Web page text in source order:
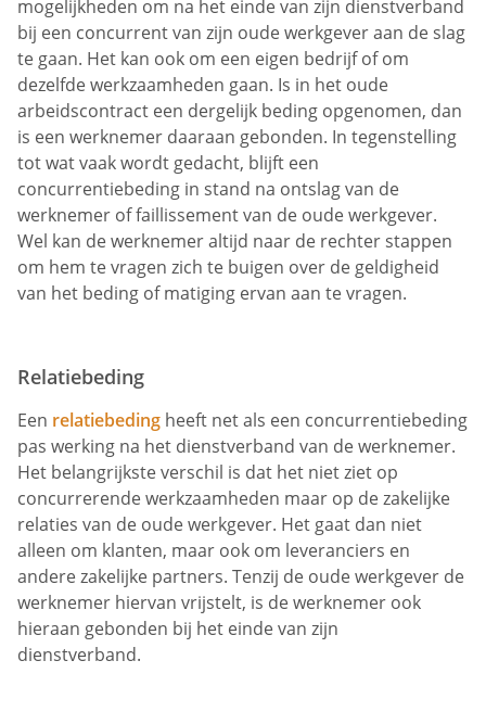
mogelijkheden om na het einde van zijn dienstverband
bij een concurrent van zijn oude werkgever aan de slag
te gaan. Het kan ook om een eigen bedrijf of om
dezelfde werkzaamheden gaan. Is in het oude
arbeidscontract een dergelijk beding opgenomen, dan
is een werknemer daaraan gebonden. In tegenstelling
tot wat vaak wordt gedacht, blijft een
concurrentiebeding in stand na ontslag van de
werknemer of faillissement van de oude werkgever.
Wel kan de werknemer altijd naar de rechter stappen
om hem te vragen zich te buigen over de geldigheid
van het beding of matiging ervan aan te vragen.
Relatiebeding
Een relatiebeding heeft net als een concurrentiebeding
pas werking na het dienstverband van de werknemer.
Het belangrijkste verschil is dat het niet ziet op
concurrerende werkzaamheden maar op de zakelijke
relaties van de oude werkgever. Het gaat dan niet
alleen om klanten, maar ook om leveranciers en
andere zakelijke partners. Tenzij de oude werkgever de
werknemer hiervan vrijstelt, is de werknemer ook
hieraan gebonden bij het einde van zijn
dienstverband.